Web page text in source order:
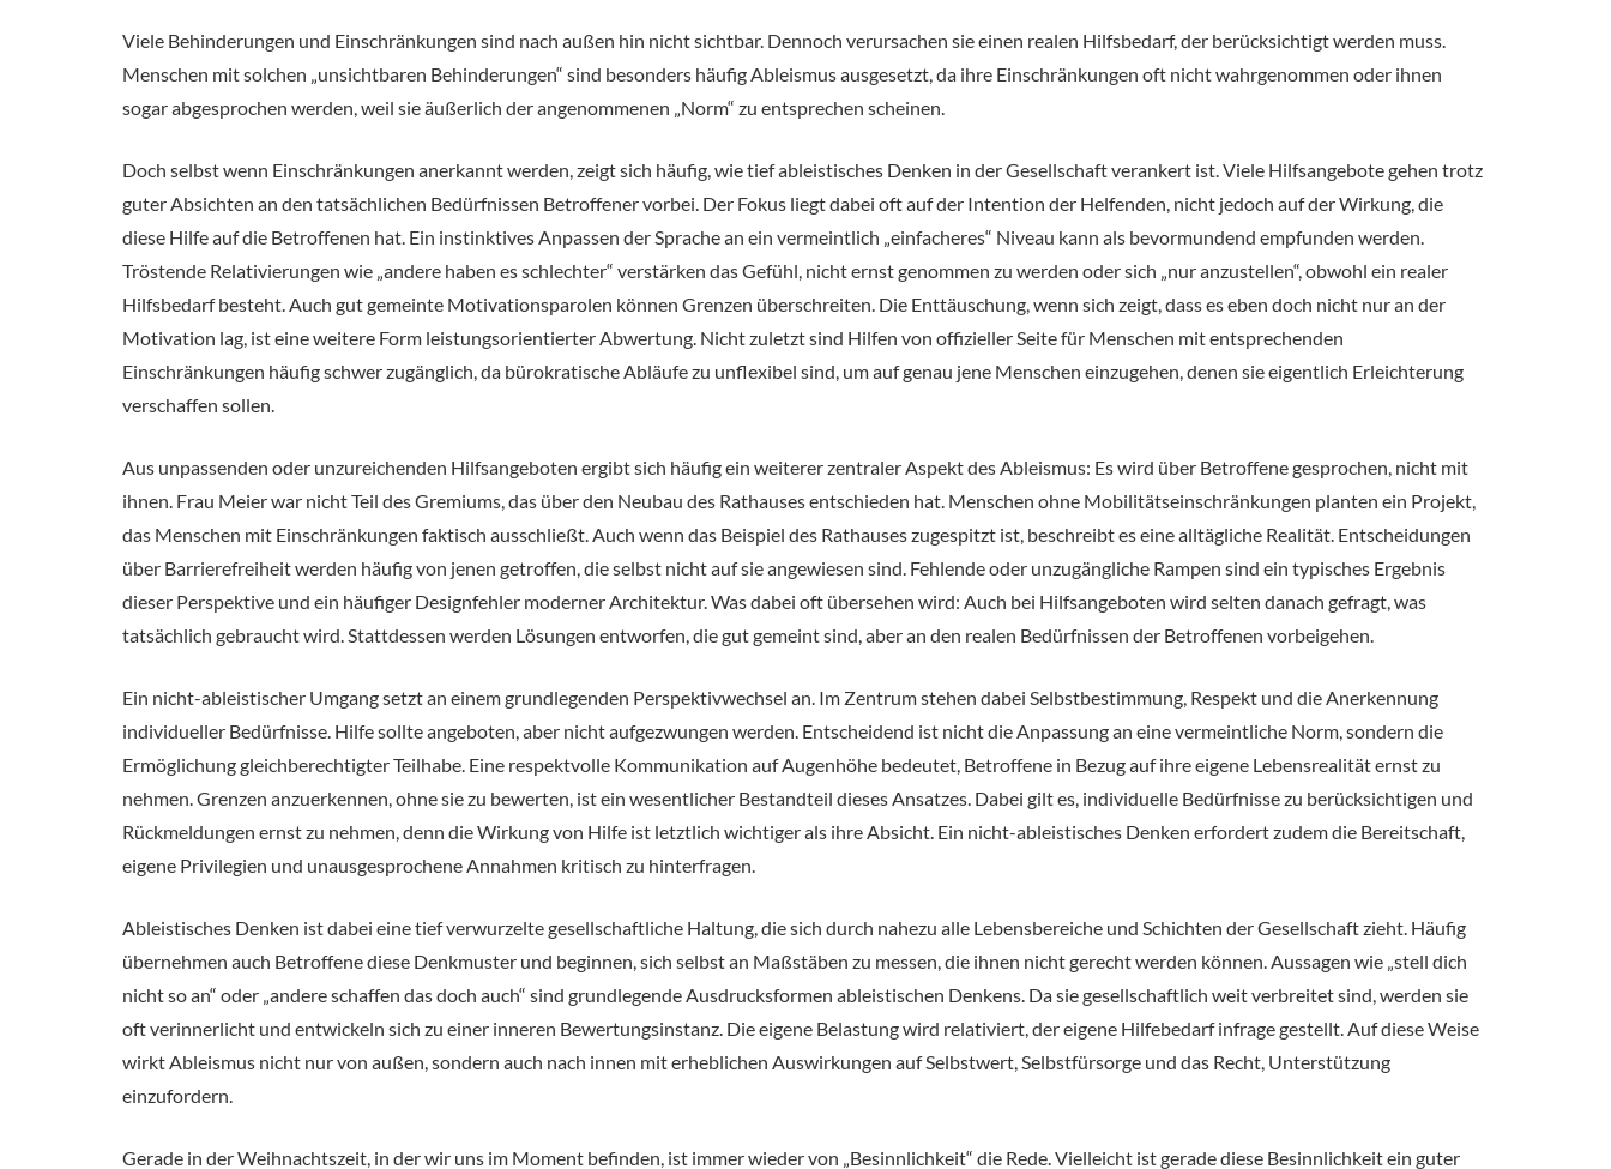
Viele Behinderungen und Einschränkungen sind nach außen hin nicht sichtbar. Dennoch verursachen sie einen realen Hilfsbedarf, der berücksichtigt werden muss.
Menschen mit solchen „unsichtbaren Behinderungen“ sind besonders häufig Ableismus ausgesetzt, da ihre Einschränkungen oft nicht wahrgenommen oder ihnen
sogar abgesprochen werden, weil sie äußerlich der angenommenen „Norm“ zu entsprechen scheinen.
Doch selbst wenn Einschränkungen anerkannt werden, zeigt sich häufig, wie tief ableistisches Denken in der Gesellschaft verankert ist. Viele Hilfsangebote gehen trotz
guter Absichten an den tatsächlichen Bedürfnissen Betroffener vorbei. Der Fokus liegt dabei oft auf der Intention der Helfenden, nicht jedoch auf der Wirkung, die
diese Hilfe auf die Betroffenen hat. Ein instinktives Anpassen der Sprache an ein vermeintlich „einfacheres“ Niveau kann als bevormundend empfunden werden.
Tröstende Relativierungen wie „andere haben es schlechter“ verstärken das Gefühl, nicht ernst genommen zu werden oder sich „nur anzustellen“, obwohl ein realer
Hilfsbedarf besteht. Auch gut gemeinte Motivationsparolen können Grenzen überschreiten. Die Enttäuschung, wenn sich zeigt, dass es eben doch nicht nur an der
Motivation lag, ist eine weitere Form leistungsorientierter Abwertung. Nicht zuletzt sind Hilfen von offizieller Seite für Menschen mit entsprechenden
Einschränkungen häufig schwer zugänglich, da bürokratische Abläufe zu unflexibel sind, um auf genau jene Menschen einzugehen, denen sie eigentlich Erleichterung
verschaffen sollen.
Aus unpassenden oder unzureichenden Hilfsangeboten ergibt sich häufig ein weiterer zentraler Aspekt des Ableismus: Es wird über Betroffene gesprochen, nicht mit
ihnen. Frau Meier war nicht Teil des Gremiums, das über den Neubau des Rathauses entschieden hat. Menschen ohne Mobilitätseinschränkungen planten ein Projekt,
das Menschen mit Einschränkungen faktisch ausschließt. Auch wenn das Beispiel des Rathauses zugespitzt ist, beschreibt es eine alltägliche Realität. Entscheidungen
über Barrierefreiheit werden häufig von jenen getroffen, die selbst nicht auf sie angewiesen sind. Fehlende oder unzugängliche Rampen sind ein typisches Ergebnis
dieser Perspektive und ein häufiger Designfehler moderner Architektur. Was dabei oft übersehen wird: Auch bei Hilfsangeboten wird selten danach gefragt, was
tatsächlich gebraucht wird. Stattdessen werden Lösungen entworfen, die gut gemeint sind, aber an den realen Bedürfnissen der Betroffenen vorbeigehen.
Ein nicht-ableistischer Umgang setzt an einem grundlegenden Perspektivwechsel an. Im Zentrum stehen dabei Selbstbestimmung, Respekt und die Anerkennung
individueller Bedürfnisse. Hilfe sollte angeboten, aber nicht aufgezwungen werden. Entscheidend ist nicht die Anpassung an eine vermeintliche Norm, sondern die
Ermöglichung gleichberechtigter Teilhabe. Eine respektvolle Kommunikation auf Augenhöhe bedeutet, Betroffene in Bezug auf ihre eigene Lebensrealität ernst zu
nehmen. Grenzen anzuerkennen, ohne sie zu bewerten, ist ein wesentlicher Bestandteil dieses Ansatzes. Dabei gilt es, individuelle Bedürfnisse zu berücksichtigen und
Rückmeldungen ernst zu nehmen, denn die Wirkung von Hilfe ist letztlich wichtiger als ihre Absicht. Ein nicht-ableistisches Denken erfordert zudem die Bereitschaft,
eigene Privilegien und unausgesprochene Annahmen kritisch zu hinterfragen.
Ableistisches Denken ist dabei eine tief verwurzelte gesellschaftliche Haltung, die sich durch nahezu alle Lebensbereiche und Schichten der Gesellschaft zieht. Häufig
übernehmen auch Betroffene diese Denkmuster und beginnen, sich selbst an Maßstäben zu messen, die ihnen nicht gerecht werden können. Aussagen wie „stell dich
nicht so an“ oder „andere schaffen das doch auch“ sind grundlegende Ausdrucksformen ableistischen Denkens. Da sie gesellschaftlich weit verbreitet sind, werden sie
oft verinnerlicht und entwickeln sich zu einer inneren Bewertungsinstanz. Die eigene Belastung wird relativiert, der eigene Hilfebedarf infrage gestellt. Auf diese Weise
wirkt Ableismus nicht nur von außen, sondern auch nach innen mit erheblichen Auswirkungen auf Selbstwert, Selbstfürsorge und das Recht, Unterstützung
einzufordern.
Gerade in der Weihnachtszeit, in der wir uns im Moment befinden, ist immer wieder von „Besinnlichkeit“ die Rede. Vielleicht ist gerade diese Besinnlichkeit ein guter